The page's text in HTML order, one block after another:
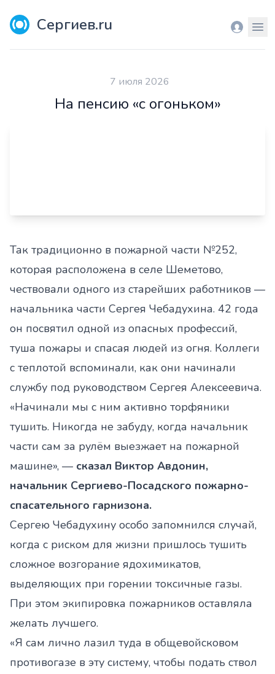
Сергиев.ru Вход
7 июля 2026
На пенсию «с огоньком»
Так традиционно в пожарной части №252,
которая расположена в селе Шеметово,
чествовали одного из старейших работников —
начальника части Сергея Чебадухина. 42 года
он посвятил одной из опасных профессий,
туша пожары и спасая людей из огня. Коллеги
с теплотой вспоминали, как они начинали
службу под руководством Сергея Алексеевича.
«Начинали мы с ним активно торфяники
тушить. Никогда не забуду, когда начальник
части сам за рулём выезжает на пожарной
машине», — сказал Виктор Авдонин,
начальник Сергиево-Посадского пожарно-
спасательного гарнизона.
Сергею Чебадухину особо запомнился случай,
когда с риском для жизни пришлось тушить
сложное возгорание ядохимикатов,
выделяющих при горении токсичные газы.
При этом экипировка пожарников оставляла
желать лучшего.
«Я сам лично лазил туда в общевойсковом
противогазе в эту систему, чтобы подать ствол